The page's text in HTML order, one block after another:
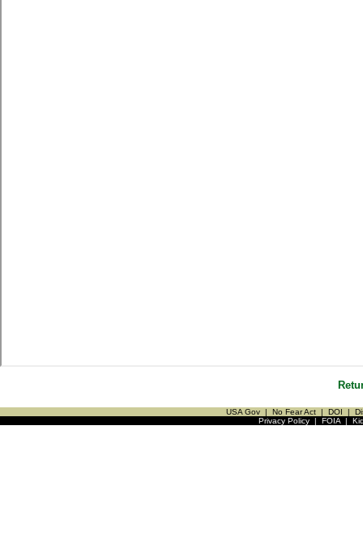
USA Gov | No Fear Act | DOI |
Privacy Policy| FOIA|